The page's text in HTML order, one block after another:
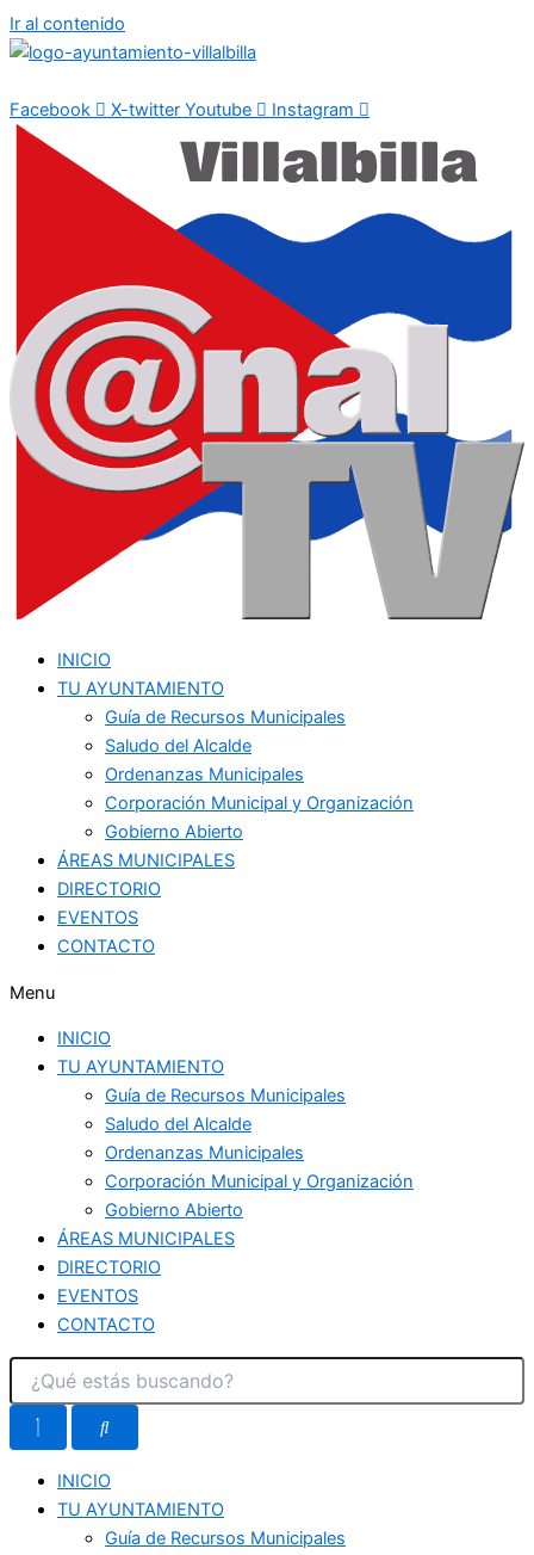
Ir al contenido
Facebook X-twitter Youtube Instagram
INICIO
TU AYUNTAMIENTO
Guía de Recursos Municipales
Saludo del Alcalde
Ordenanzas Municipales
Corporación Municipal y Organización
Gobierno Abierto
ÁREAS MUNICIPALES
DIRECTORIO
EVENTOS
CONTACTO
Menu
INICIO
TU AYUNTAMIENTO
Guía de Recursos Municipales
Saludo del Alcalde
Ordenanzas Municipales
Corporación Municipal y Organización
Gobierno Abierto
ÁREAS MUNICIPALES
DIRECTORIO
EVENTOS
CONTACTO
INICIO
TU AYUNTAMIENTO
Guía de Recursos Municipales